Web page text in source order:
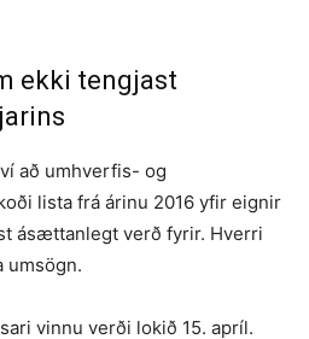
ekki tengjast
að umhverfis- og
lista frá árinu 2016 yfir eignir
ásættanlegt verð fyrir. Hverri
umsögn.
vinnu verði lokið 15. apríl.